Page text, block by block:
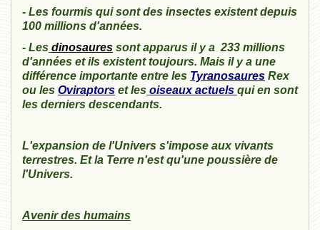
- Les fourmis qui sont des insectes existent depuis
100 millions d'années.
- Les dinosaures sont apparus il y a 233 millions
d'années et ils existent toujours. Mais il y a une
différence importante entre les Tyranosaures Rex
ou les Oviraptors et les oiseaux actuels qui en sont
les derniers descendants.
L'expansion de l'Univers s'impose aux vivants
terrestres. Et la Terre n'est qu'une poussière de
l'Univers.
Avenir des humains